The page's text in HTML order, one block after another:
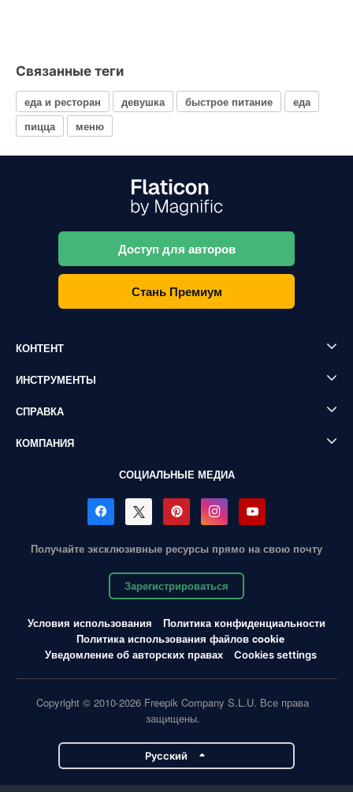
Связанные теги
еда и ресторан девушка быстрое питание
еда
пицца
меню
Доступ для авторов
Стань Премиум
КОНТЕНТ
ИНСТРУМЕНТЫ
СПРАВКА
КОМПАНИЯ
СОЦИАЛЬНЫЕ МЕДИА
Получайте эксклюзивные ресурсы прямо на свою почту
Зарегистрироваться
Условия использования
Политика конфиденциальности
Политика использования файлов cookie
Уведомление об авторских правах
Cookies settings
Copyright © 2010-2026 Freepik Company S.L.U. Все права
защищены.
Pусский